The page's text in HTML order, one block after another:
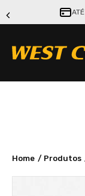
ATÉ
Produtos